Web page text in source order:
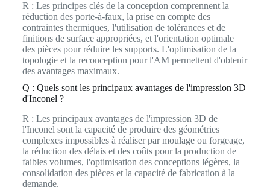
R : Les principes clés de la conception comprennent la
réduction des porte-à-faux, la prise en compte des
contraintes thermiques, l'utilisation de tolérances et de
finitions de surface appropriées, et l'orientation optimale
des pièces pour réduire les supports. L'optimisation de la
topologie et la reconception pour l'AM permettent d'obtenir
des avantages maximaux.
Q : Quels sont les principaux avantages de l'impression 3D
d'Inconel ?
R : Les principaux avantages de l'impression 3D de
l'Inconel sont la capacité de produire des géométries
complexes impossibles à réaliser par moulage ou forgeage,
la réduction des délais et des coûts pour la production de
faibles volumes, l'optimisation des conceptions légères, la
consolidation des pièces et la capacité de fabrication à la
demande.